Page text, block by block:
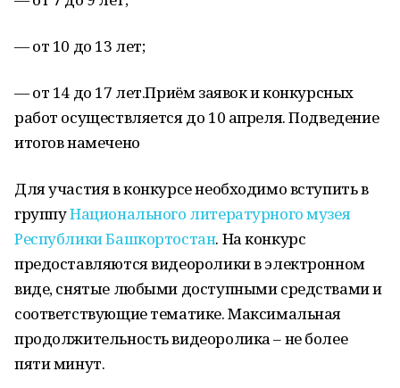
— от 10 до 13 лет;
— от 14 до 17 лет.Приём заявок и конкурсных
работ осуществляется до 10 апреля. Подведение
итогов намечено
Для участия в конкурсе необходимо вступить в
группуНационального литературного музея
Республики Башкортостан. На конкурс
предоставляются видеоролики в электронном
виде, снятые любыми доступными средствами и
соответствующие тематике. Максимальная
продолжительность видеоролика – не более
пяти минут.